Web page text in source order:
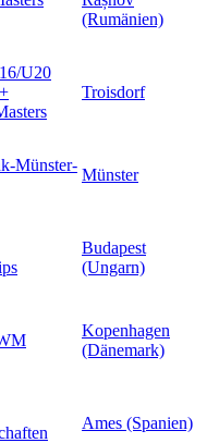
(Rumänien)
U20
Troisdorf
Münster-
Münster
Budapest
(Ungarn)
Kopenhagen
(Dänemark)
Ames (Spanien)